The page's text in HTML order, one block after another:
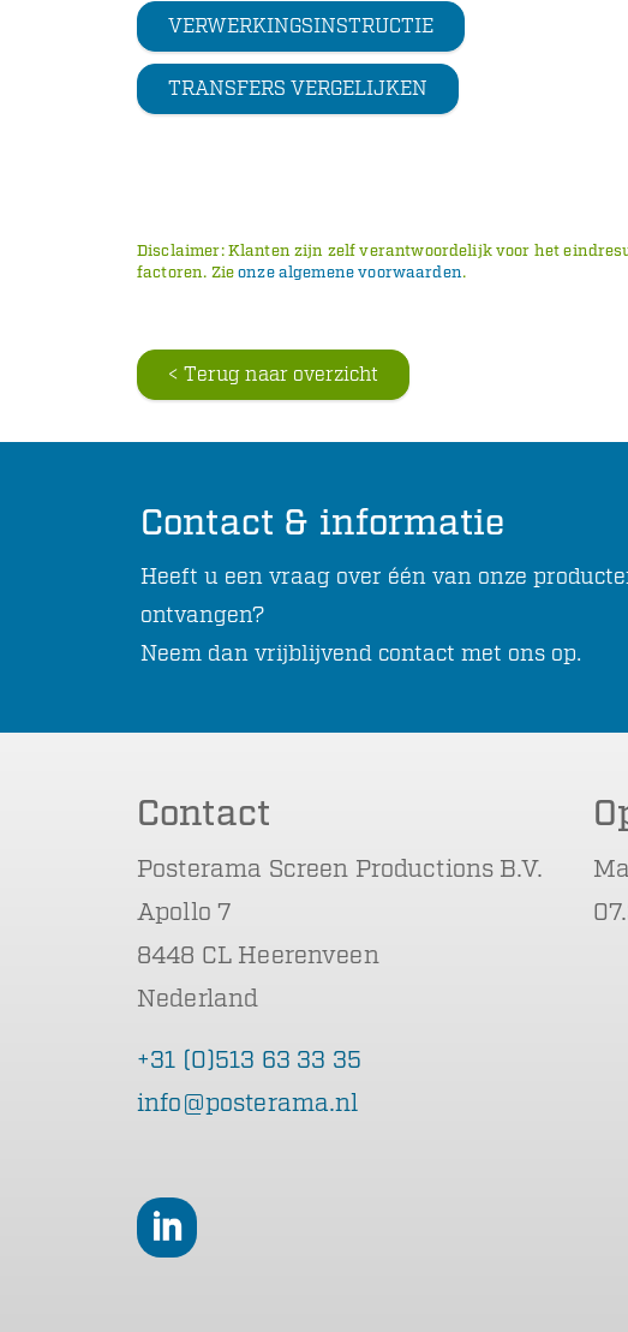
VERWERKINGSINSTRUCTIE
TRANSFERS VERGELIJKEN
Disclaimer: Klanten zijn zelf verantwoordelijk voor het
factoren. Zieonze algemene voorwaarden.
< Terug naar overzicht
Contact & informatie
Heeft u een vraag over één van onze
ontvangen?
Neem dan vrijblijvend contact met ons op.
Contact
Posterama Screen Productions B.V.
Apollo 7
8448 CL Heerenveen
Nederland
+31 (0)513 63 33 35
info@posterama.nl